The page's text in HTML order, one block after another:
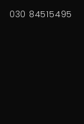
030 84515495